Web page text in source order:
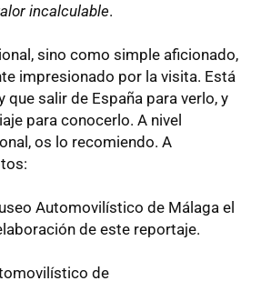
incalculable.
sino como simple aficionado,
impresionado por la visita. Está
que salir de España para verlo, y
para conocerlo. A nivel
os lo recomiendo. A
Automovilístico de Málaga el
de este reportaje.
de